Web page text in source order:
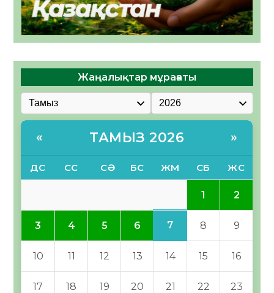
Жаңалықтар мұрағаты
« ТАМЫЗ 2026 »
ДС СС СӘ БС ЖМ СБ ЖС
1 2
3 4 5 6 7 8 9
10 11 12 13 14 15 16
17 18 19 20 21 22 23